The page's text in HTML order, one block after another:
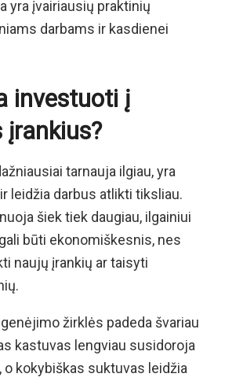
yra įvairiausių praktinių
darbams ir kasdienei
investuoti į
įrankius?
tarnauja ilgiau, yra
leidžia darbus atlikti tiksliau.
šiek tiek daugiau, ilgainiui
būti ekonomiškesnis, nes
naujų įrankių ar taisyti
žirklės padeda švariau
kastuvas lengviau susidoroja
o kokybiškas suktuvas leidžia